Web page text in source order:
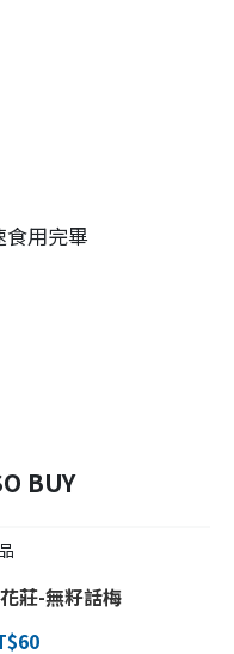
用完畢
BUY
莊-無籽話梅